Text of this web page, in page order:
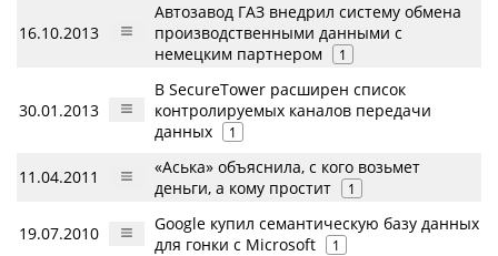
16.10.2013
Автозавод ГАЗ внедрил систему обмена
производственными данными с
немецким партнером
1
30.01.2013
В SecureTower расширен список
контролируемых каналов передачи
данных
1
11.04.2011
«Аська» объяснила, с кого возьмет
деньги, а кому простит
1
19.07.2010
Google купил семантическую базу данных
для гонки с Microsoft
1